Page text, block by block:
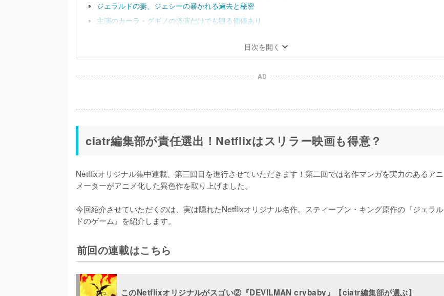
ジェラルドの妻、ジェシーの暴かれる過去と秘密
主演のカーラ・グギノの怪演だけでも観る価値あり
目次を開く
AD
ciatr編集部が責任選出！Netflixはスリラー映画も得意？
Netflixオリジナル集中連載、第三回目を進行させていただきます！第二回では名作マンガを実力のあるアニ
メーターがアニメ化した異色作を取り上げました。
今回紹介させていただくのは、実は隠れたNetflixオリジナル名作。スティーブン・キング原作の『ジェラル
ドのゲーム』を紹介します。
前回の連載はこちら
このNetflixオリジナルがスゴい②『DEVILMAN crybaby』【ciatr編集部が選ぶ】